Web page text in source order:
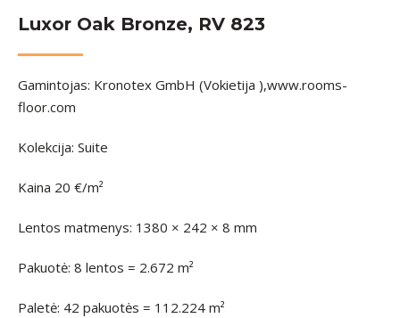
Luxor Oak Bronze, RV 823
Gamintojas: Kronotex GmbH (Vokietija ),www.rooms-
floor.com
Kolekcija: Suite
Kaina 20 €/m²
Lentos matmenys: 1380 × 242 × 8 mm
Pakuotė: 8 lentos = 2.672 m²
Paletė: 42 pakuotės = 112.224 m²